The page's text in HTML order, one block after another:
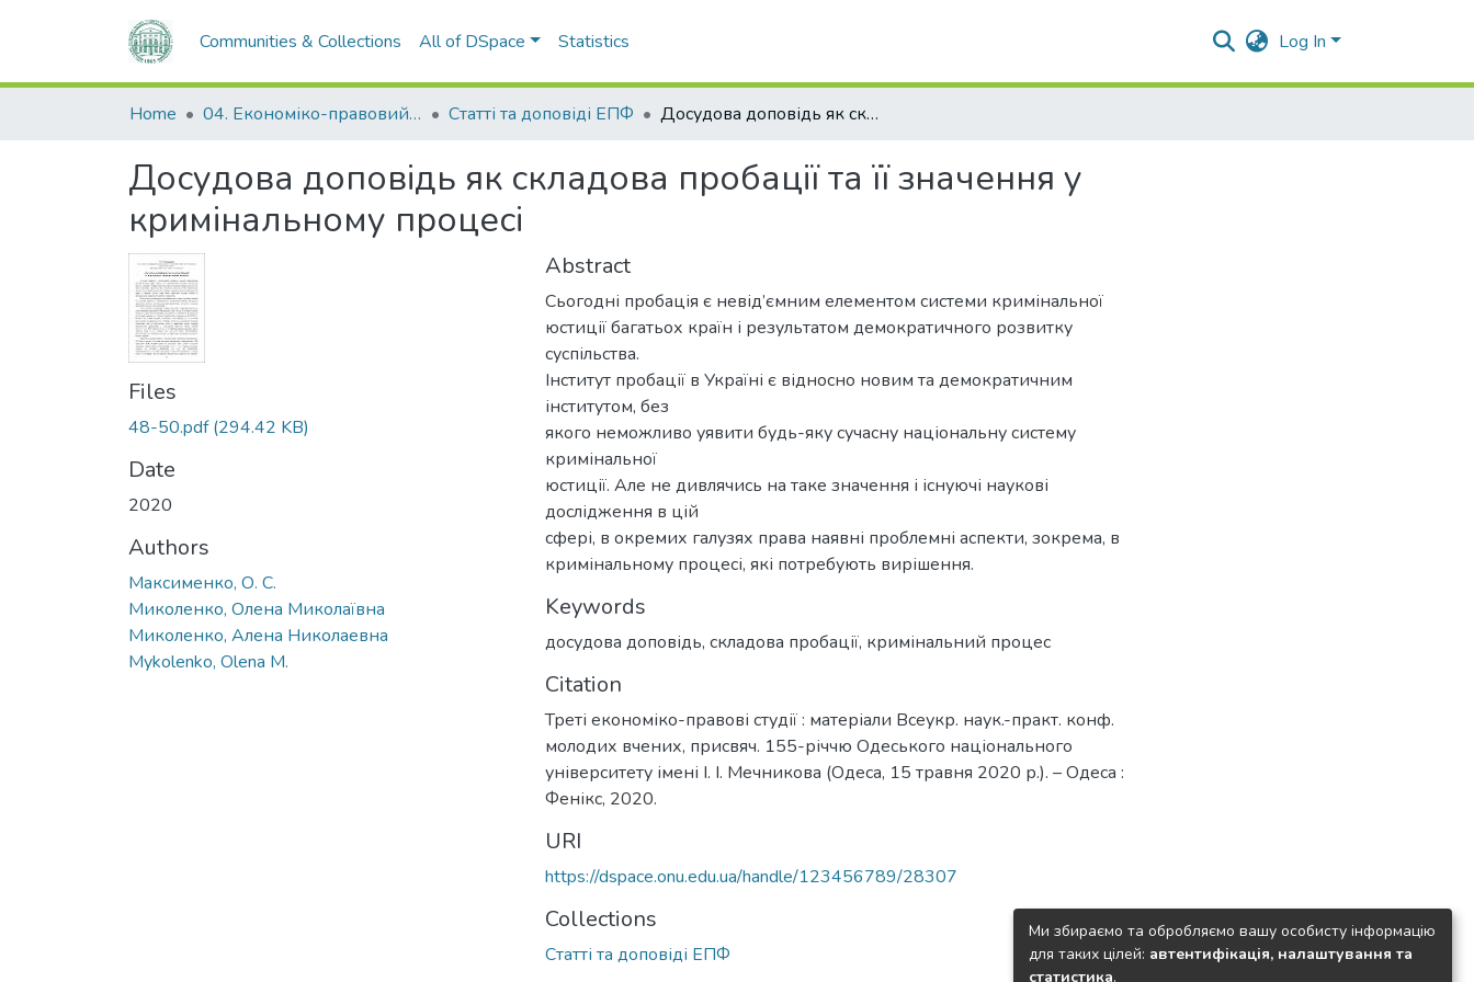
Communities & Collections All of DSpace Statistics Log In
Home 04. Економіко-правовий факультет Статті та доповіді ЕПФ Досудова доповідь як складова пробації та її значення у кримінальному процесі
Досудова доповідь як складова пробації та її значення у
кримінальному процесі
Files
48-50.pdf(294.42 KB)
Date
2020
Authors
Максименко, О. С.
Миколенко, Олена Миколаївна
Миколенко, Алена Николаевна
Mykolenko, Olena M.
Abstract
Сьогодні пробація є невід’ємним елементом системи кримінальної
юстиції багатьох країн і результатом демократичного розвитку
суспільства.
Інститут пробації в Україні є відносно новим та демократичним
інститутом, без
якого неможливо уявити будь-яку сучасну національну систему
кримінальної
юстиції. Але не дивлячись на таке значення і існуючі наукові
дослідження в цій
сфері, в окремих галузях права наявні проблемні аспекти, зокрема, в
кримінальному процесі, які потребують вирішення.
Keywords
досудова доповідь, складова пробації, кримінальний процес
Citation
Треті економіко-правові студії : матеріали Всеукр. наук.-практ. конф.
молодих вчених, присвяч. 155-річчю Одеського національного
університету імені І. І. Мечникова (Одеса, 15 травня 2020 р.). – Одеса :
Фенікс, 2020.
URI
https://dspace.onu.edu.ua/handle/123456789/28307
Collections
Статті та доповіді ЕПФ
Ми збираємо та обробляємо вашу особисту інформацію
для таких цілей: автентифікація, налаштування та
статистика.